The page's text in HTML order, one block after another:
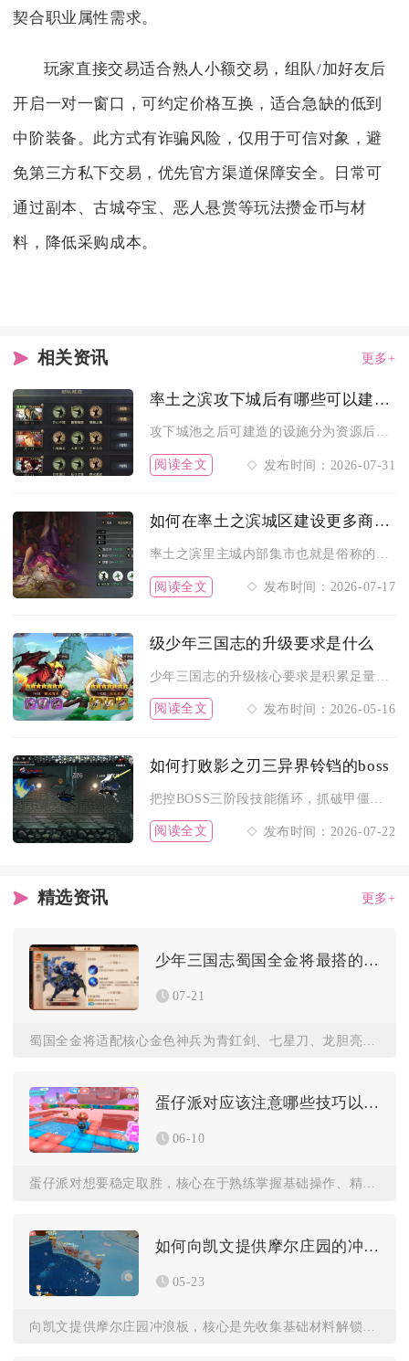
契合职业属性需求。
玩家直接交易适合熟人小额交易，组队/加好友后
开启一对一窗口，可约定价格互换，适合急缺的低到
中阶装备。此方式有诈骗风险，仅用于可信对象，避
免第三方私下交易，优先官方渠道保障安全。日常可
通过副本、古城夺宝、恶人悬赏等玩法攒金币与材
料，降低采购成本。
相关资讯 更多+
率土之滨攻下城后有哪些可以建设的设施
攻下城池之后可建造的设施分为资源后勤、军事驻防、城防防御、器...
阅读全文 发布时间：2026-07-31
如何在率土之滨城区建设更多商业中心
阅读全文 发布时间：2026-07-17
级少年三国志的升级要求是什么
阅读全文 发布时间：2026-05-16
如何打败影之刃三异界铃铛的boss
阅读全文 发布时间：2026-07-22
精选资讯 更多+
少年三国志蜀国全金将最搭的神兵有哪些
07-21
蛋仔派对应该注意哪些技巧以保持胜利
06-10
蛋仔派对想要稳定取胜，核心在于熟练掌握基础操作、精准运用道具...
如何向凯文提供摩尔庄园的冲浪板
05-23